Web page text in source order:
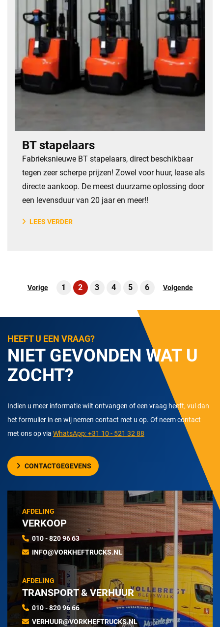
BT stapelaars
​Fabrieksnieuwe BT stapelaars, direct beschikbaar
tegen zeer scherpe prijzen! Zowel voor huur, lease als
directe aankoop. De meest duurzame oplossing door
een levensduur van 20 jaar en meer!!
LEES VERDER
Vorige 1 2 3 4 5 6 Volgende
HEEFT U EEN VRAAG?
NIET GEVONDEN WAT U
ZOCHT?
Indien u meer informatie wilt ontvangen of een vraag heeft, vul dan
het formulier in en wij nemen contact met u op. Of neem contact
met ons op via WhatsApp: +31 10 - 521 32 88
CONTACTGEGEVENS
AFDELING
VERKOOP
010 - 820 96 63
INFO@VORKHEFTRUCKS.NL
AFDELING
TRANSPORT & VERHUUR
010 - 820 96 66
VERHUUR@VORKHEFTRUCKS.NL